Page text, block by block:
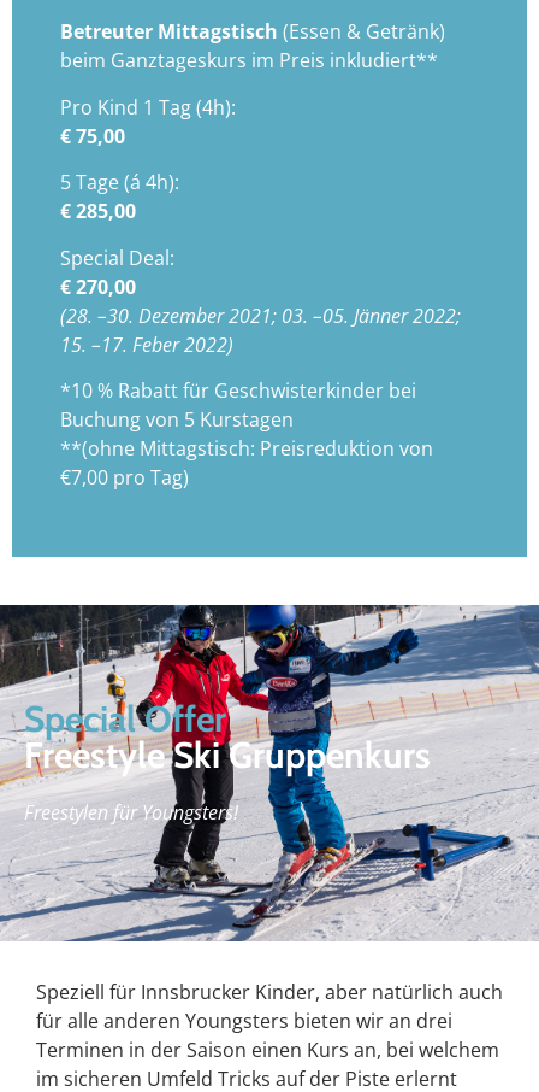
Betreuter Mittagstisch (Essen & Getränk)
beim Ganztageskurs im Preis inkludiert**
Pro Kind 1 Tag (4h):
€ 75,00
5 Tage (á 4h):
€ 285,00
Special Deal:
€ 270,00
(28. –30. Dezember 2021; 03. –05. Jänner 2022;
15. –17. Feber 2022)
*10 % Rabatt für Geschwisterkinder bei
Buchung von 5 Kurstagen
**(ohne Mittagstisch: Preisreduktion von
€7,00 pro Tag)
Special Offer
Freestyle Ski Gruppenkurs
Freestylen für Youngsters!
Speziell für Innsbrucker Kinder, aber natürlich auch
für alle anderen Youngsters bieten wir an drei
Terminen in der Saison einen Kurs an, bei welchem
im sicheren Umfeld Tricks auf der Piste erlernt